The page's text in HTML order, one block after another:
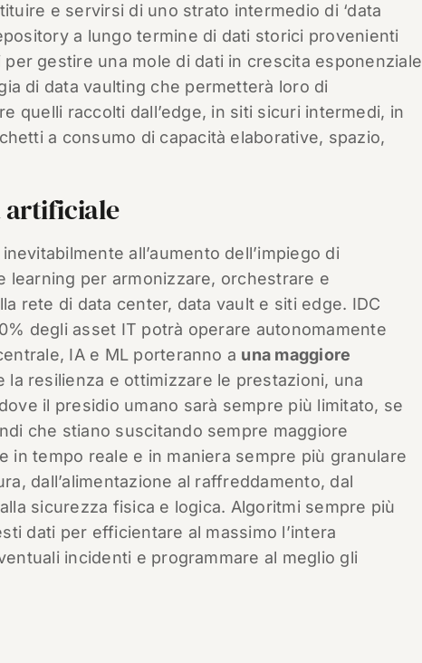
e servirsi di uno strato intermedio di ‘data
a lungo termine di dati storici provenienti
gestire una mole di dati in crescita esponenziale
di data vaulting che permetterà loro di
quelli raccolti dall’edge, in siti sicuri intermedi, in
a consumo di capacità elaborative, spazio,
artificiale
all’aumento dell’impiego di
learning per armonizzare, orchestrare e
rete di data center, data vault e siti edge. IDC
degli asset IT potrà operare autonomamente
IA e ML porteranno a una maggiore
la resilienza e ottimizzare le prestazioni, una
il presidio umano sarà sempre più limitato, se
che stiano suscitando sempre maggiore
in tempo reale e in maniera sempre più granulare
dall’alimentazione al raffreddamento, dal
sicurezza fisica e logica. Algoritmi sempre più
dati per efficientare al massimo l’intera
incidenti e programmare al meglio gli